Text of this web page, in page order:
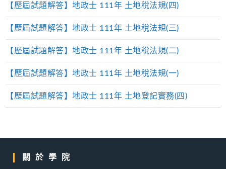
【歷屆試題解答】地政士 111年 土地稅法規(四)
【歷屆試題解答】地政士 111年 土地稅法規(三)
【歷屆試題解答】地政士 111年 土地稅法規(二)
【歷屆試題解答】地政士 111年 土地稅法規(一)
【歷屆試題解答】地政士 111年 土地登記實務(四)
關於學院